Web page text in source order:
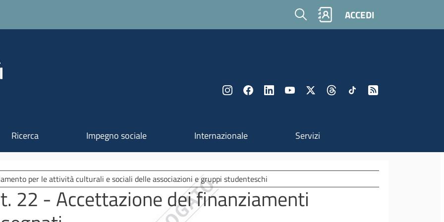
Cerca ACCEDI
Ricerca Impegno sociale Internazionale Servizi
per le attività culturali e sociali delle associazioni e gruppi studenteschi
22 - Accettazione dei finanziamenti